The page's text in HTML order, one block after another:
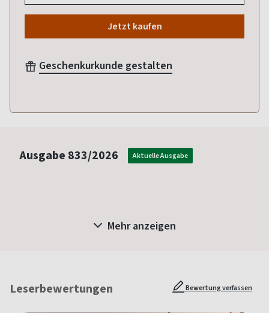
Jetzt kaufen
Geschenkurkunde gestalten
Ausgabe 833/2026 Aktuelle Ausgabe
Mehr anzeigen
Leserbewertungen Bewertung verfassen